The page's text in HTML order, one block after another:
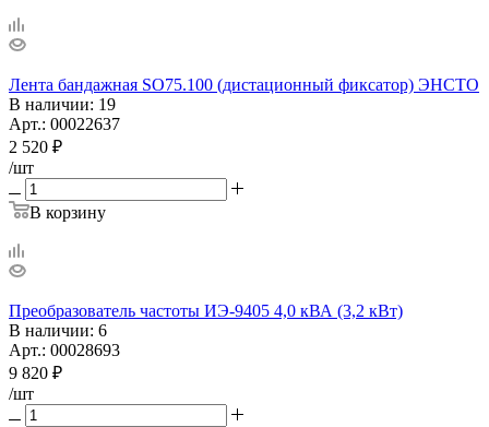
Лента бандажная SO75.100 (дистационный фиксатор) ЭНСТО
В наличии: 19
Арт.: 00022637
2 520 ₽
/шт
В корзину
Преобразователь частоты ИЭ-9405 4,0 кВА (3,2 кВт)
В наличии: 6
Арт.: 00028693
9 820 ₽
/шт